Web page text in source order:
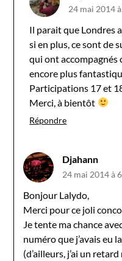
24 mai 2014
Il parait que Londres
si en plus, ce sont de
qui ont accompagnés
encore plus
Participations 17 et
Merci, à bientôt
Répondre
Djahann
24 mai 2014 à
Bonjour Lalydo,
Merci pour ce joli
Je tente ma chance
numéro que j’avais eu
(d’ailleurs, j’ai un